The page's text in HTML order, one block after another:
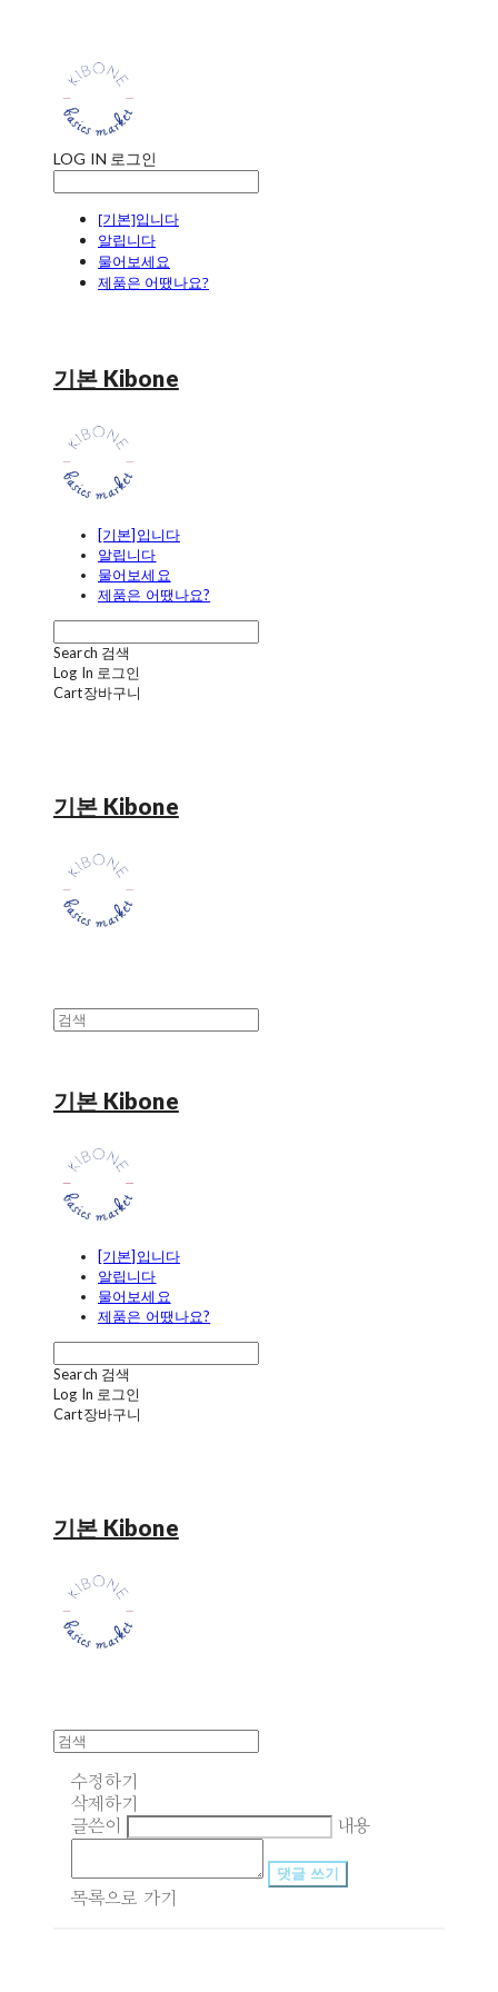
LOG IN 로그인
[기본]입니다
알립니다
물어보세요
제품은 어땠나요?
기본 Kibone
[기본]입니다
알립니다
물어보세요
제품은 어땠나요?
Search 검색
Log In 로그인
Cart장바구니
기본 Kibone
기본 Kibone
[기본]입니다
알립니다
물어보세요
제품은 어땠나요?
Search 검색
Log In 로그인
Cart장바구니
기본 Kibone
수정하기
삭제하기
글쓴이
내용
댓글 쓰기
목록으로 가기